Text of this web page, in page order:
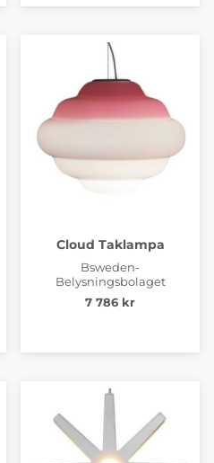
Cloud Taklampa
Bsweden-
Belysningsbolaget
7 786 kr